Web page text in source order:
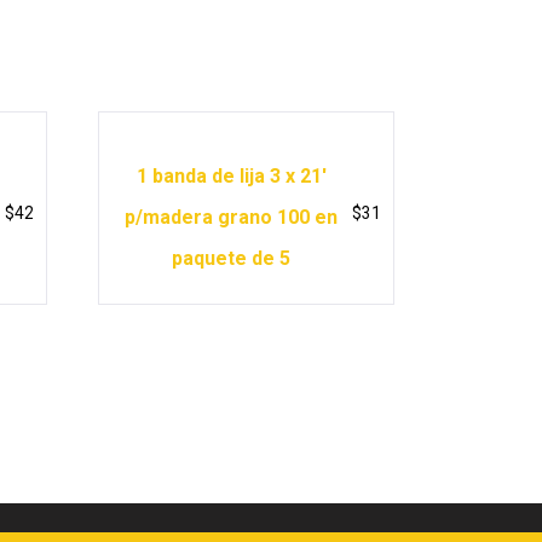
$42
1 banda de lija 3 x 21′
p/madera grano 100 en
paquete de 5
$31